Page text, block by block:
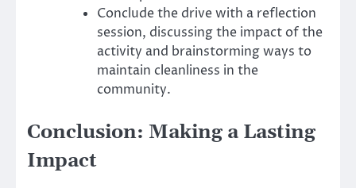
Conclude the drive with a reflection
session, discussing the impact of the
activity and brainstorming ways to
maintain cleanliness in the
community.
Conclusion: Making a Lasting
Impact